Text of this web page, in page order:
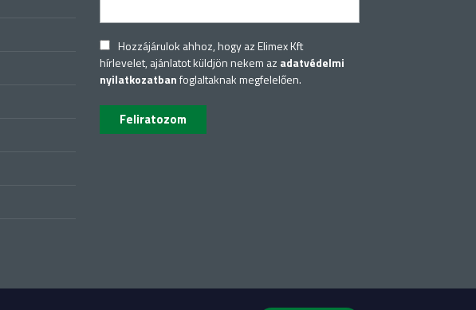
Hozzájárulok ahhoz, hogy az Elimex Kft
hírlevelet, ajánlatot küldjön nekem az adatvédelmi
nyilatkozatbanfoglaltaknak megfelelően.